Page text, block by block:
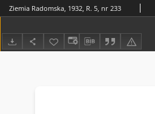
Ziemia Radomska, 1932, R. 5, nr 233